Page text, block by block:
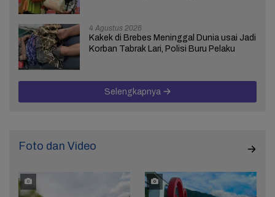
4 Agustus 2026
Kakek di Brebes Meninggal Dunia usai Jadi
Korban Tabrak Lari, Polisi Buru Pelaku
Selengkapnya
Foto dan Video